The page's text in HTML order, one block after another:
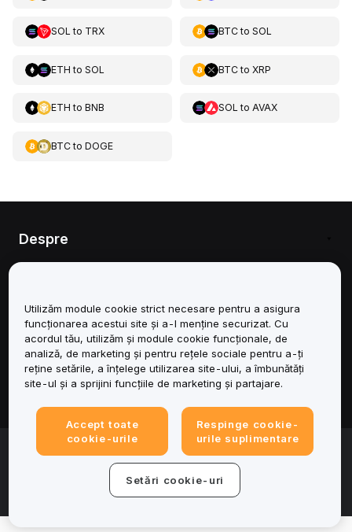
SOL to TRX BTCto SOL
ETH to SOL BTCto XRP
ETH to BNB SOL to AVAX
BTCto DOGE
Despre
Asistență
Produse
Juridic
© 2025-2026 Bybit.eu. Toate drepturile rezervate.
Condițiile de utilizare a serviciului
Termene de
Impressum (Informații legale)
preferințe privind modulele cookie
Utilizăm module cookie strict necesare pentru a asigura
funcționarea acestui site și a-l menține securizat. Cu
acordul tău, utilizăm și module cookie funcționale, de
analiză, de marketing și pentru rețele sociale pentru a-ți
reține setările, a înțelege utilizarea site-ului, a îmbunătăți
site-ul și a sprijini funcțiile de marketing și partajare.
Accept toate
cookie-urile
Respinge cookie-
urile suplimentare
Setări cookie-uri